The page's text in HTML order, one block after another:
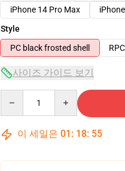
iPhone 14 Pro Max
Style
PC black frosted shell
사이즈 가이드 보기
이 세일은 01 : 18: 54